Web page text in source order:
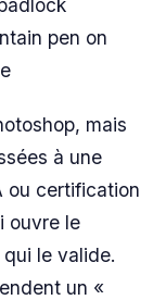
pen on
mais
à une
ou certification
ouvre le
le valide.
un «